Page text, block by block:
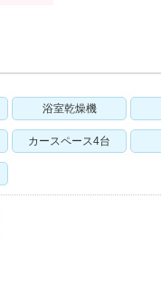
浴室乾燥機
カースペース4台